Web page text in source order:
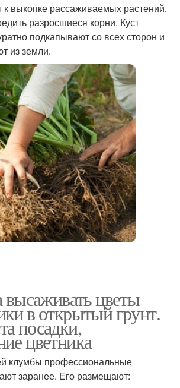
к выкопке рассаживаемых растений.
разросшиеся корни. Куст
подкапывают со всех сторон и
из земли.
высаживать цветы
в открытый грунт.
посадки,
цветника
клумбы профессиональные
заранее. Его размещают: